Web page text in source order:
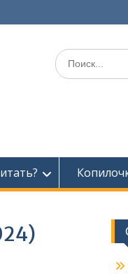
Поиск
по: